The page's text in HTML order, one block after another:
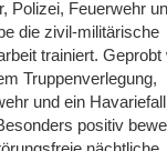
Polizei, Feuerwehr
die zivil-militärische
trainiert. Geprobt
Truppenverlegung,
und ein
positiv